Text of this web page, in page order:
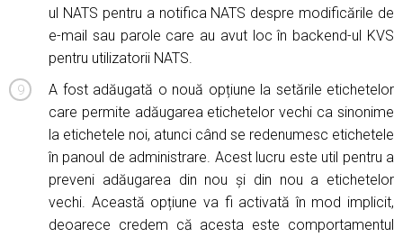
ul NATS pentru a notifica NATS despre modificările de
e-mail sau parole care au avut loc în backend-ul KVS
pentru utilizatorii NATS.
A fost adăugată o nouă opțiune la setările etichetelor
care permite adăugarea etichetelor vechi ca sinonime
la etichetele noi, atunci când se redenumesc etichetele
în panoul de administrare. Acest lucru este util pentru a
preveni adăugarea din nou și din nou a etichetelor
vechi. Această opțiune va fi activată în mod implicit,
deoarece credem că acesta este comportamentul